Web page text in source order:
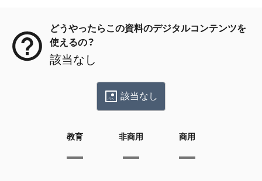
どうやったらこの資料のデジタルコンテンツを
使えるの？
該当なし
該当なし
教育 非商用 商用